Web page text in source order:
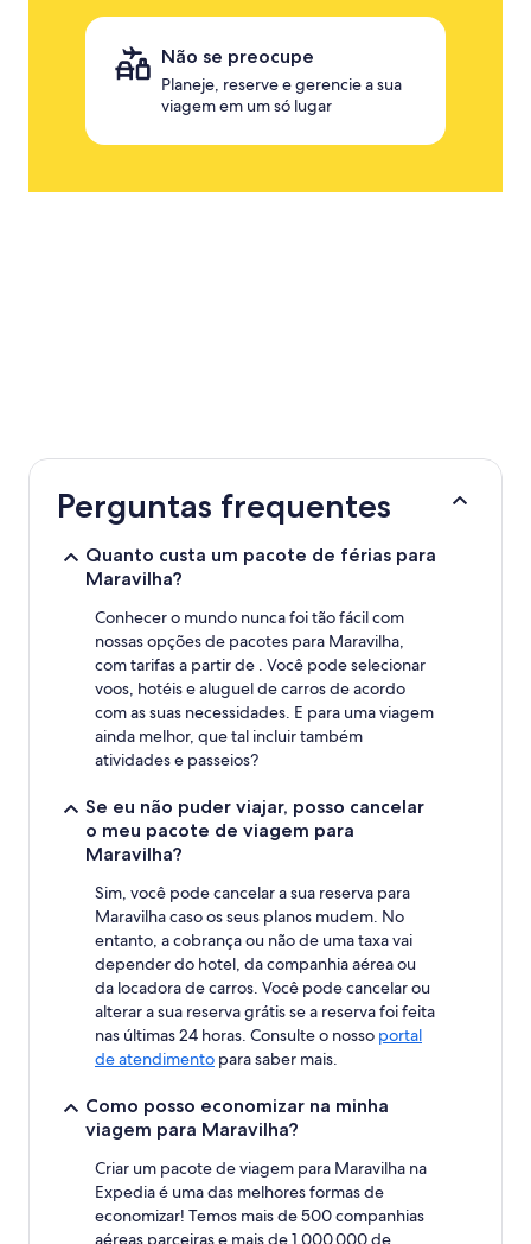
Não se preocupe
Planeje, reserve e gerencie a sua
viagem em um só lugar
Perguntas frequentes
Quanto custa um pacote de férias para
Maravilha?
Conhecer o mundo nunca foi tão fácil com
nossas opções de pacotes para Maravilha,
com tarifas a partir de . Você pode selecionar
voos, hotéis e aluguel de carros de acordo
com as suas necessidades. E para uma viagem
ainda melhor, que tal incluir também
atividades e passeios?
Se eu não puder viajar, posso cancelar
o meu pacote de viagem para
Maravilha?
Sim, você pode cancelar a sua reserva para
Maravilha caso os seus planos mudem. No
entanto, a cobrança ou não de uma taxa vai
depender do hotel, da companhia aérea ou
da locadora de carros. Você pode cancelar ou
alterar a sua reserva grátis se a reserva foi feita
nas últimas 24 horas. Consulte o nosso portal
de atendimento para saber mais.
Como posso economizar na minha
viagem para Maravilha?
Criar um pacote de viagem para Maravilha na
Expedia é uma das melhores formas de
economizar! Temos mais de 500 companhias
aéreas parceiras e mais de 1.000.000 de